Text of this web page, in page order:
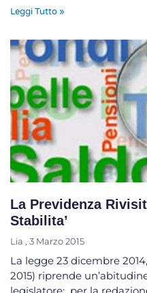
Leggi Tutto »
La Previdenza
Stabilita’
Lia 3 Marzo 2015
La legge 23 dicembre
2015) riprende
legislatore: per la